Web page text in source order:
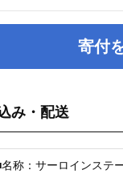
寄付
み・配送
称：サーロインステ